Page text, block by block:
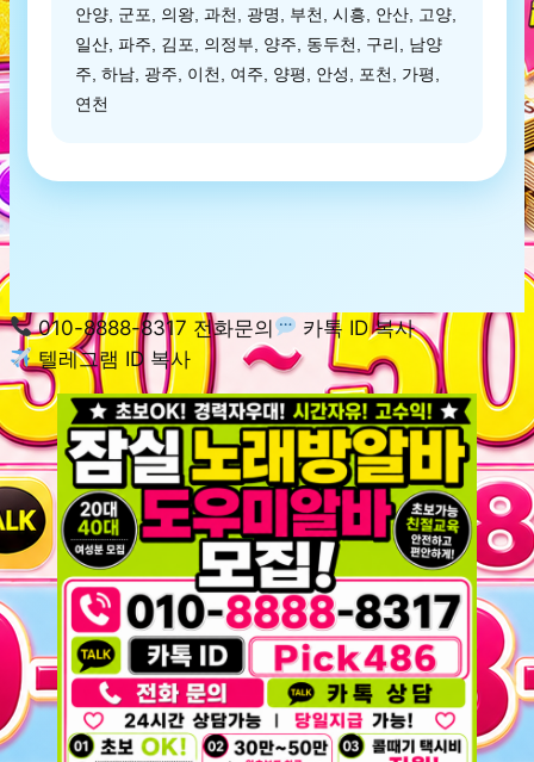
안양, 군포, 의왕, 과천, 광명, 부천, 시흥, 안산, 고양,
일산, 파주, 김포, 의정부, 양주, 동두천, 구리, 남양
주, 하남, 광주, 이천, 여주, 양평, 안성, 포천, 가평,
연천
010-8888-8317 전화문의
카톡 ID 복사
텔레그램 ID 복사